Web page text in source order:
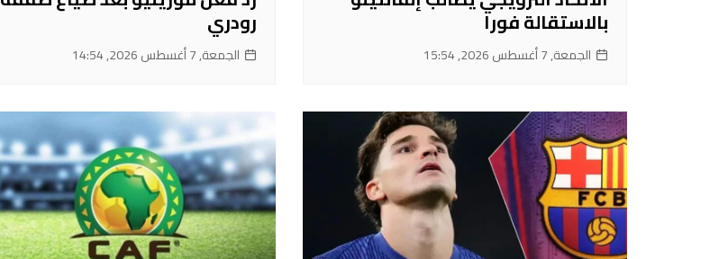
بالاستقالة فورا
الجمعة, 7 أغسطس 2026, 15:54
رودري
الجمعة, 7 أغسطس 2026, 14:54